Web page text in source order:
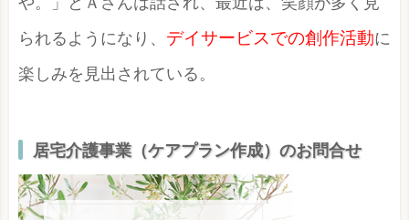
られるようになり、 デイサービスでの創作活動に
楽しみを見出されている。
居宅介護事業（ケアプラン作成）のお問合せ